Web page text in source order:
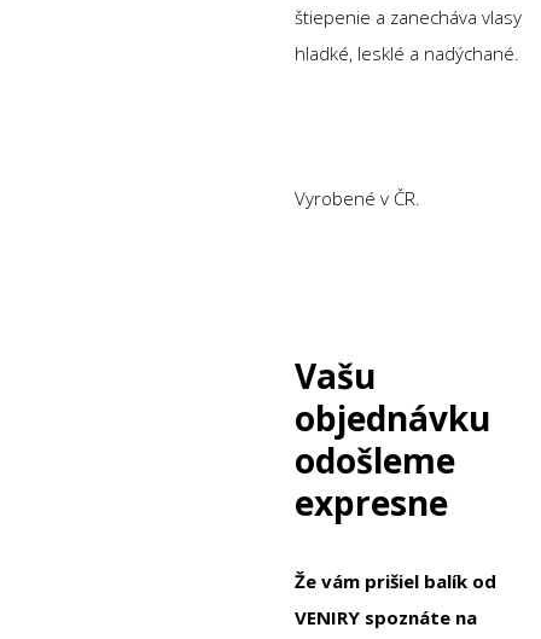
štiepenie a zanecháva vlasy
hladké, lesklé a nadýchané.
Vyrobené v ČR.
Vašu
objednávku
odošleme
expresne
Že vám prišiel balík od
VENIRY spoznáte na